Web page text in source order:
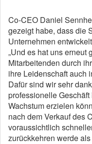
Co-CEO Daniel
gezeigt habe, dass die
Unternehmen
„Und es hat uns erneut
Mitarbeitenden durch
ihre Leidenschaft auch
Dafür sind wir sehr
professionelle
Wachstum erzielen
nach dem Verkauf des
voraussichtlich
zurückkehren werde